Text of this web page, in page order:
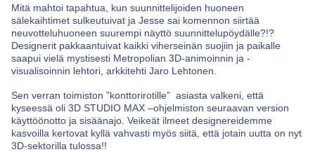
Mitä mahtoi tapahtua, kun suunnittelijoiden huoneen
sälekaihtimet sulkeutuivat ja Jesse sai komennon siirtää
neuvotteluhuoneen suurempi näyttö suunnittelupöydälle?!?
Designerit pakkaantuivat kaikki viherseinän suojiin ja paikalle
saapui vielä mystisesti Metropolian 3D-animoinnin ja -
visualisoinnin lehtori, arkkitehti Jaro Lehtonen.
Sen verran toimiston ”konttorirotille” asiasta valkeni, että
kyseessä oli 3D STUDIO MAX –ohjelmiston seuraavan version
käyttöönotto ja sisäänajo. Veikeät ilmeet designereidemme
kasvoilla kertovat kyllä vahvasti myös siitä, että jotain uutta on nyt
3D-sektorilla tulossa!!